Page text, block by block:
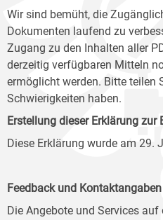
Wir sind bemüht, die
Dokumenten laufend zu
Zugang zu den Inhalten aller
derzeitig verfügbaren Mitteln
ermöglicht werden. Bitte teilen
Schwierigkeiten haben.
Erstellung dieser Erklärung zur
Diese Erklärung wurde am 29.
Feedback und Kontaktangaben
Die Angebote und Services auf